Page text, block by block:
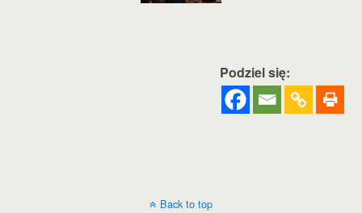
Podziel się:
Back to top